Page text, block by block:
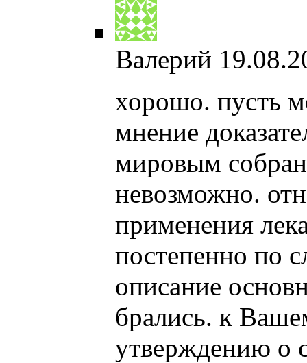
Валерий
хорошо. пусть
мнение
мировым
невозможно.
применения
постепенно по
описание
брались. к
утверждению о